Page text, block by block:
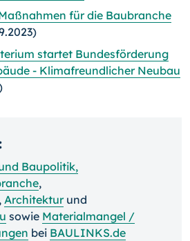
für die Baubranche
startet Bundesförderung
- Klimafreundlicher Neubau
Baupolitik,
,
, Architekturund
sowie Materialmangel /
bei BAULINKS.de